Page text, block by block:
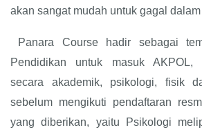
akan sangat mudah untuk gagal
Panara Course hadir sebagai
Pendidikan untuk masuk AKPOL,
secara akademik, psikologi, fisik
sebelum mengikuti pendaftaran
yang diberikan, yaitu Psikologi